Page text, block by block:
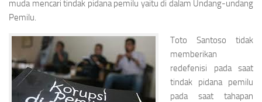
muda mencari tindak pidana pemilu yaitu di dalam Undang-undang
Pemilu.
Toto Santoso tidak
memberikan
redefenisi pada saat
tindak pidana pemilu
pada saat tahapan